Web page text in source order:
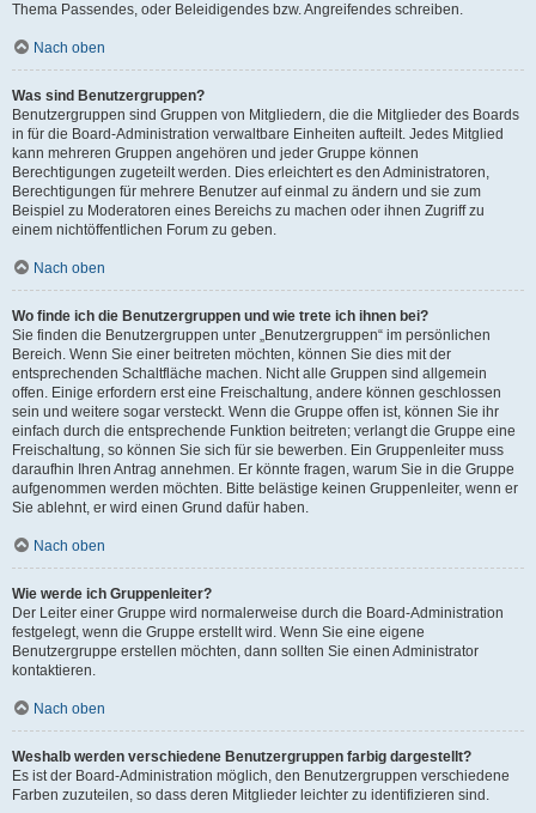
Thema Passendes, oder Beleidigendes bzw. Angreifendes schreiben.
Nach oben
Was sind Benutzergruppen?
Benutzergruppen sind Gruppen von Mitgliedern, die die Mitglieder des Boards
in für die Board-Administration verwaltbare Einheiten aufteilt. Jedes Mitglied
kann mehreren Gruppen angehören und jeder Gruppe können
Berechtigungen zugeteilt werden. Dies erleichtert es den Administratoren,
Berechtigungen für mehrere Benutzer auf einmal zu ändern und sie zum
Beispiel zu Moderatoren eines Bereichs zu machen oder ihnen Zugriff zu
einem nichtöffentlichen Forum zu geben.
Nach oben
Wo finde ich die Benutzergruppen und wie trete ich ihnen bei?
Sie finden die Benutzergruppen unter „Benutzergruppen“ im persönlichen
Bereich. Wenn Sie einer beitreten möchten, können Sie dies mit der
entsprechenden Schaltfläche machen. Nicht alle Gruppen sind allgemein
offen. Einige erfordern erst eine Freischaltung, andere können geschlossen
sein und weitere sogar versteckt. Wenn die Gruppe offen ist, können Sie ihr
einfach durch die entsprechende Funktion beitreten; verlangt die Gruppe eine
Freischaltung, so können Sie sich für sie bewerben. Ein Gruppenleiter muss
daraufhin Ihren Antrag annehmen. Er könnte fragen, warum Sie in die Gruppe
aufgenommen werden möchten. Bitte belästige keinen Gruppenleiter, wenn er
Sie ablehnt, er wird einen Grund dafür haben.
Nach oben
Wie werde ich Gruppenleiter?
Der Leiter einer Gruppe wird normalerweise durch die Board-Administration
festgelegt, wenn die Gruppe erstellt wird. Wenn Sie eine eigene
Benutzergruppe erstellen möchten, dann sollten Sie einen Administrator
kontaktieren.
Nach oben
Weshalb werden verschiedene Benutzergruppen farbig dargestellt?
Es ist der Board-Administration möglich, den Benutzergruppen verschiedene
Farben zuzuteilen, so dass deren Mitglieder leichter zu identifizieren sind.